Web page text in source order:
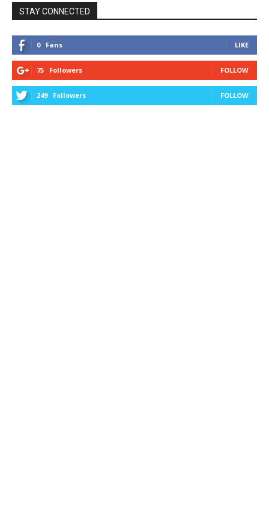
STAY CONNECTED
0 Fans LIKE
75 Followers FOLLOW
249 Followers FOLLOW